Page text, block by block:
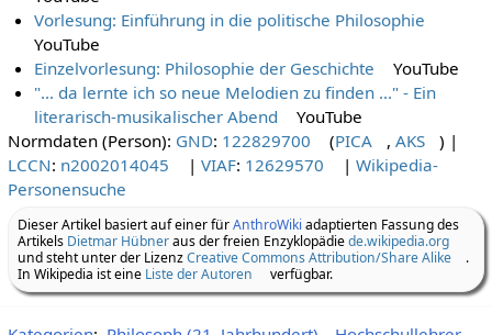
Vorlesung: Einführung in die politische Philosophie
YouTube
Einzelvorlesung: Philosophie der Geschichte
YouTube
"... da lernte ich so neue Melodien zu finden ..." - Ein
literarisch-musikalischer Abend
YouTube
Normdaten (Person): GND: 122829700 (PICA , AKS ) |
LCCN: n2002014045 | VIAF: 12629570 | Wikipedia-
Personensuche
Dieser Artikel basiert auf einer fürAnthroWiki adaptierten Fassung des
Artikels Dietmar Hübneraus der freien Enzyklopädiede.wikipedia.org
und steht unter der LizenzCreative Commons Attribution/Share Alike
.
In Wikipedia ist eine Liste der Autoren verfügbar.